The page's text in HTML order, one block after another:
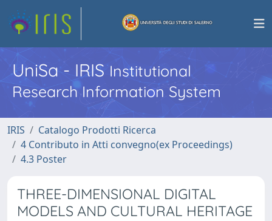
UniSa - IRISInstitutional
Research Information System
IRIS
Catalogo Prodotti Ricerca
4 Contributo in Atti convegno(ex Proceedings)
4.3 Poster
THREE-DIMENSIONAL DIGITAL
MODELS AND CULTURAL HERITAGE